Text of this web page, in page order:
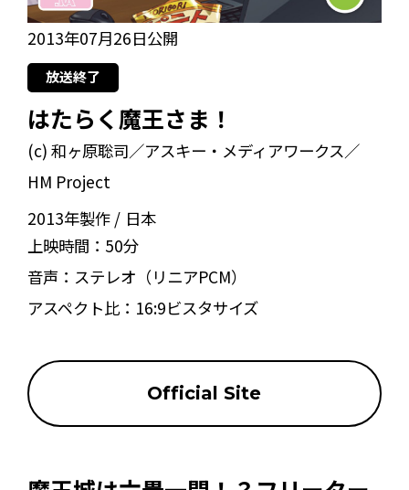
2013年07月26日公開
放送終了
はたらく魔王さま！
(c) 和ヶ原聡司／アスキー・メディアワークス／
HM Project
2013年製作
日本
上映時間： 50分
音声： ステレオ（リニアPCM）
アスペクト比： 16:9ビスタサイズ
Official Site